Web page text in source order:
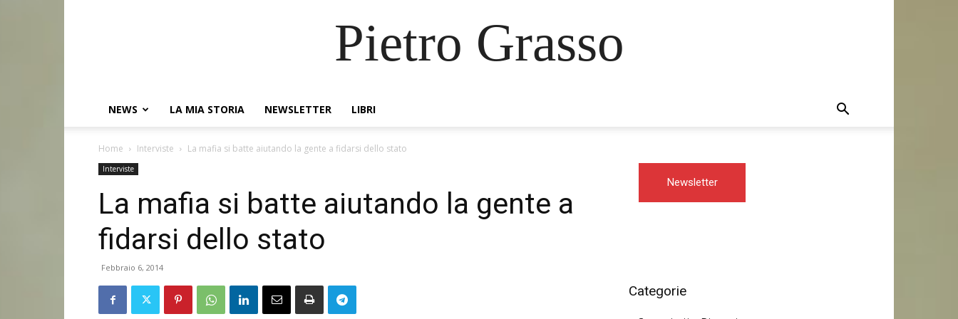
Pietro Grasso
NEWS LA MIA STORIA NEWSLETTER LIBRI
Home Interviste La mafia si batte aiutando la gente a fidarsi dello stato
Interviste
La mafia si batte aiutando la gente a
fidarsi dello stato
Febbraio 6, 2014
Newsletter
Categorie